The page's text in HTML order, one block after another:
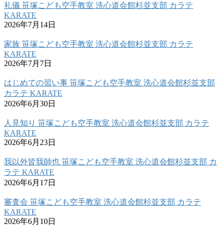
礼儀 笹塚こども空手教室 洗心道会館杉並支部 カラテ
KARATE
2026年7月14日
家族 笹塚こども空手教室 洗心道会館杉並支部 カラテ
KARATE
2026年7月7日
はじめての習い事 笹塚こども空手教室 洗心道会館杉並支部
カラテ KARATE
2026年6月30日
人見知り 笹塚こども空手教室 洗心道会館杉並支部 カラテ
KARATE
2026年6月23日
我以外皆我師也 笹塚こども空手教室 洗心道会館杉並支部 カ
ラテ KARATE
2026年6月17日
審査会 笹塚こども空手教室 洗心道会館杉並支部 カラテ
KARATE
2026年6月10日